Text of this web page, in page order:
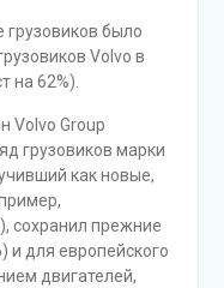
грузовиков было
Volvo в
на 62%).
Volvo Group
грузовиков марки
как новые,
сохранил прежние
и для европейского
двигателей,